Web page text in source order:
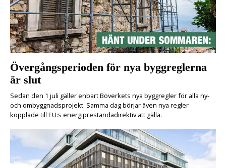
Övergångsperioden för nya byggreglerna
är slut
Sedan den 1 juli gäller enbart Boverkets nya byggregler för alla ny-
och ombyggnadsprojekt. Samma dag börjar även nya regler
kopplade till EU:s energiprestandadirektiv att gälla.